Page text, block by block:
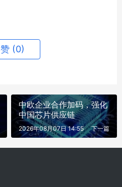
赞 (0)
中欧企业合作加码，强化
中国芯片供应链
下一篇
2026年08月07日 14:55